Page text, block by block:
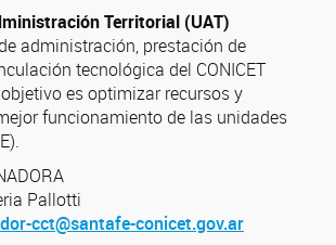
Territorial (UAT)
administración, prestación de
tecnológica del CONICET
es optimizar recursos y
funcionamiento de las unidades
Pallotti
cct@santafe-conicet.gov.ar